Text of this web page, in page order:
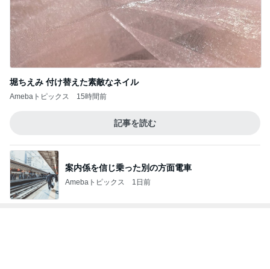
堀ちえみ 付け替えた素敵なネイル
Amebaトピックス 15時間前
記事を読む
案内係を信じ乗った別の方面電車
Amebaトピックス 1日前